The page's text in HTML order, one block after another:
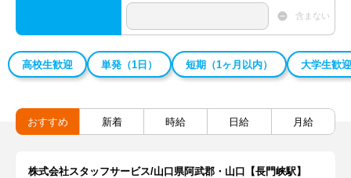
含まない
高校生歓迎 単発（1日） 短期（1ヶ月以内） 大学生歓迎
おすすめ 新着 時給 日給 月給
株式会社スタッフサービス/山口県阿武郡・山口【長門峡駅】